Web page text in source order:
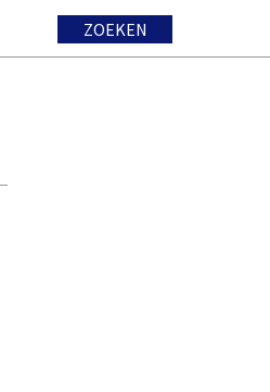
ZOEKEN